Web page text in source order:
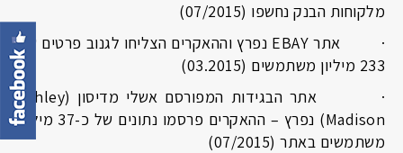
מלקוחות הבנק נחשפו (07/2015)
· אתר EBAY נפרץ וההאקרים הצליחו לגנוב פרטים של
233 מיליון משתמשים (03.2015)
· אתר הבגידות המפורסם אשלי מדיסון (Ashley
Madison
) נפרץ – ההאקרים פרסמו נתונים של כ-37 מיליון
משתמשים באתר (07/2015)